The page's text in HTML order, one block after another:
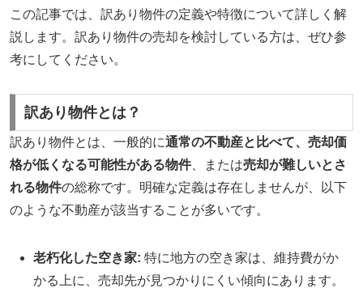
この記事では、訳あり物件の定義や特徴について詳しく解
説します。訳あり物件の売却を検討している方は、ぜひ参
考にしてください。
訳あり物件とは？
訳あり物件とは、一般的に通常の不動産と比べて、売却価
格が低くなる可能性がある物件、または売却が難しいとさ
れる物件の総称です。明確な定義は存在しませんが、以下
のような不動産が該当することが多いです。
老朽化した空き家: 特に地方の空き家は、維持費がか
かる上に、売却先が見つかりにくい傾向にあります。